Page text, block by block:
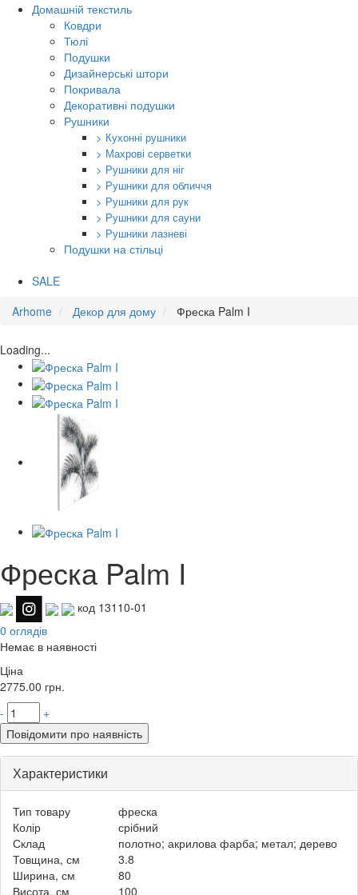
Домашній текстиль
Ковдри
Тюлі
Подушки
Дизайнерські штори
Покривала
Декоративні подушки
Рушники
> Кухонні рушники
> Махрові серветки
> Рушники для ніг
> Рушники для обличчя
> Рушники для рук
> Рушники для сауни
> Рушники лазневі
Подушки на стільці
SALE
Arhome
Декор для дому Фреска Palm I
Loading...
Фреска Palm I
код 13110-01
0 оглядів
Немає в наявності
Ціна
2775.00 грн.
-
+
Повідомити про наявність
Характеристики
Тип товару
фреска
Колір
срібний
Склад
полотно; акрилова фарба; метал; дерево
Товщина, см
3.8
Ширина, см
80
Висота, см
100